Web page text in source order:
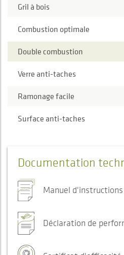
Gril à bois
Combustion optimale
Double combustion
Verre anti-taches
Ramonage facile
Surface anti-taches
Documentation
Manuel d'instructions
Déclaration de